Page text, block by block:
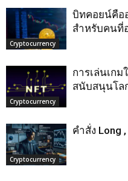
Cryptocurrency
บิทคอยน์คืออ
สำหรับคนที่
Cryptocurrency
การเล่นเก
สนับสนุนโล
Cryptocurrency
คำสั่ง Long